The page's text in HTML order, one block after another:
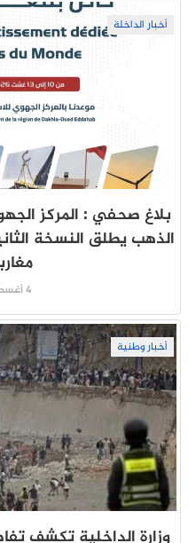
أخبار الداخلة
بلاغ صحفي : المركز
الذهب يطلق النسخة
4 أغسطس 2026
أخبار وطنية